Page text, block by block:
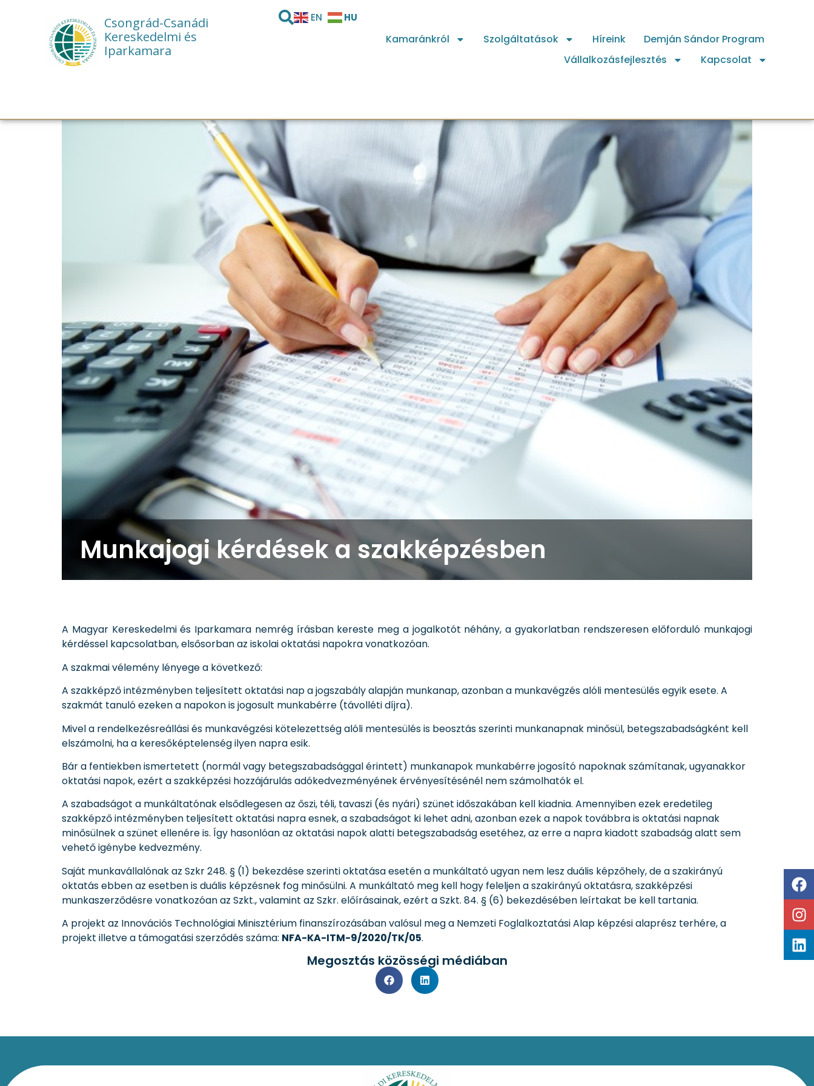
Csongrád-Csanádi
Kereskedelmi és
Iparkamara
EN HU
Kamaránkról Szolgáltatások Híreink
Demján Sándor Program
Vállalkozásfejlesztés
Kapcsolat
Munkajogi kérdések a szakképzésben
A Magyar Kereskedelmi és Iparkamara nemrég írásban kereste meg a jogalkotót néhány, a gyakorlatban rendszeresen előforduló munkajogi
kérdéssel kapcsolatban, elsősorban az iskolai oktatási napokra vonatkozóan.
A szakmai vélemény lényege a következő:
A szakképző intézményben teljesített oktatási nap a jogszabály alapján munkanap, azonban a munkavégzés alóli mentesülés egyik esete. A
szakmát tanuló ezeken a napokon is jogosult munkabérre (távolléti díjra).
Mivel a rendelkezésreállási és munkavégzési kötelezettség alóli mentesülés is beosztás szerinti munkanapnak minősül, betegszabadságként kell
elszámolni, ha a keresőképtelenség ilyen napra esik.
Bár a fentiekben ismertetett (normál vagy betegszabadsággal érintett) munkanapok munkabérre jogosító napoknak számítanak, ugyanakkor
oktatási napok, ezért a szakképzési hozzájárulás adókedvezményének érvényesítésénél nem számolhatók el.
A szabadságot a munkáltatónak elsődlegesen az őszi, téli, tavaszi (és nyári) szünet időszakában kell kiadnia. Amennyiben ezek eredetileg
szakképző intézményben teljesített oktatási napra esnek, a szabadságot ki lehet adni, azonban ezek a napok továbbra is oktatási napnak
minősülnek a szünet ellenére is. Így hasonlóan az oktatási napok alatti betegszabadság esetéhez, az erre a napra kiadott szabadság alatt sem
vehető igénybe kedvezmény.
Saját munkavállalónak az Szkr 248. § (1) bekezdése szerinti oktatása esetén a munkáltató ugyan nem lesz duális képzőhely, de a szakirányú
oktatás ebben az esetben is duális képzésnek fog minősülni. A munkáltató meg kell hogy feleljen a szakirányú oktatásra, szakképzési
munkaszerződésre vonatkozóan az Szkt., valamint az Szkr. előírásainak, ezért a Szkt. 84. § (6) bekezdésében leírtakat be kell tartania.
A projekt az Innovációs Technológiai Minisztérium finanszírozásában valósul meg a Nemzeti Foglalkoztatási Alap képzési alaprész terhére, a
projekt illetve a támogatási szerződés száma: NFA-KA-ITM-9/2020/TK/05.
Megosztás közösségi médiában